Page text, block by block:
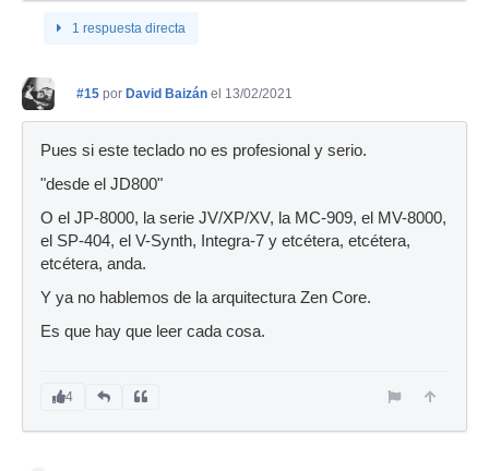
1 respuesta directa
#15 por David Baizán el 13/02/2021
Pues si este teclado no es profesional y serio.
"desde el JD800"
O el JP-8000, la serie JV/XP/XV, la MC-909, el MV-8000,
el SP-404, el V-Synth, Integra-7 y etcétera, etcétera,
etcétera, anda.
Y ya no hablemos de la arquitectura Zen Core.
Es que hay que leer cada cosa.
4